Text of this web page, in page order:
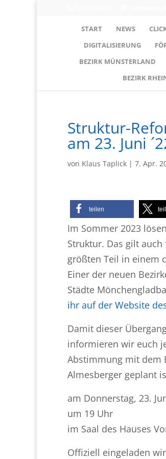
START NEWS
DIGITALISIERUNG
BEZIRK MÜNSTERLAND
BEZIRK
Struktur-
am 23. Juni
von Klaus Taplick | 7. Apr.
teilen
Im Sommer 2023
Struktur. Das gilt
größten Teil in einem
Einer der neuen
Städte
ihr auf der Website
Damit dieser
informieren wir euch
Abstimmung mit dem
Almesberger geplant
am Donnerstag, 23.
um 19 Uhr
im Saal des Hauses
Offiziell eingeladen